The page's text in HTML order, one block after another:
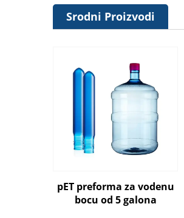
Srodni Proizvodi
pET preforma za vodenu
bocu od 5 galona